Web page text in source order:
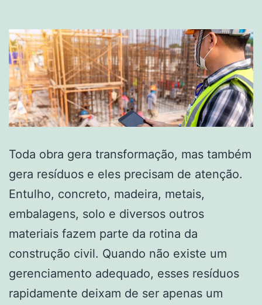
Toda obra gera transformação, mas também
gera resíduos e eles precisam de atenção.
Entulho, concreto, madeira, metais,
embalagens, solo e diversos outros
materiais fazem parte da rotina da
construção civil. Quando não existe um
gerenciamento adequado, esses resíduos
rapidamente deixam de ser apenas um